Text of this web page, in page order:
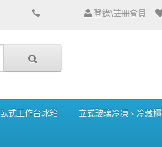
登錄\註冊會員
臥式工作台冰箱 立式玻璃冷凍、冷藏櫃